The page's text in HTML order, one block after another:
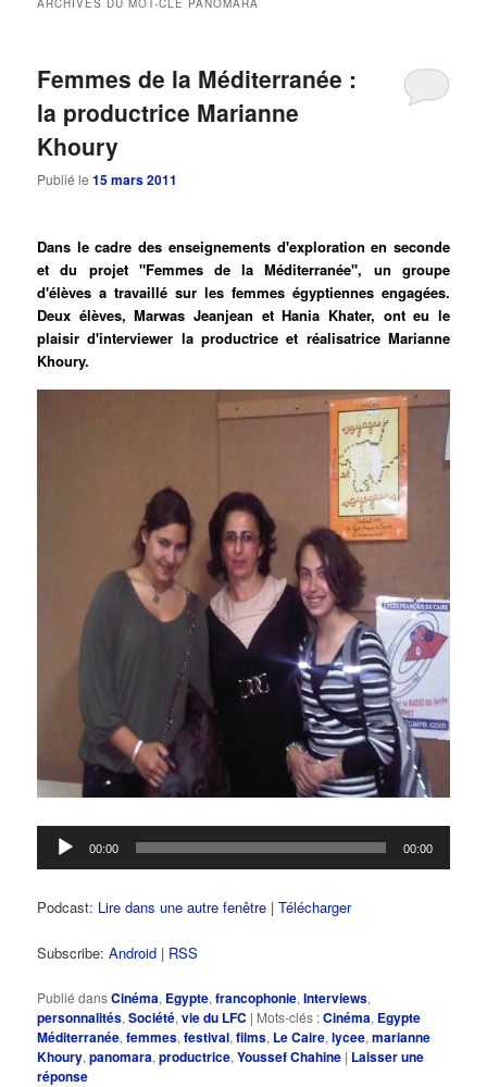
ARCHIVES DU MOT-CLÉ PANOMARA
Femmes de la Méditerranée :
la productrice Marianne
Khoury
Publié le15 mars 2011
Dans le cadre des enseignements d'exploration en seconde
et du projet "Femmes de la Méditerranée", un groupe
d'élèves a travaillé sur les femmes égyptiennes engagées.
Deux élèves, Marwas Jeanjean et Hania Khater, ont eu le
plaisir d'interviewer la productrice et réalisatrice Marianne
Khoury.
Lecteur
audio
00:00 00:00
Podcast: Lire dans une autre fenêtre |Télécharger
Subscribe:Android | RSS
Publié dansCinéma, Egypte,francophonie,Interviews,
personnalités,Société,vie du LFC | Mots-clés :Cinéma, Egypte
Méditerranée,femmes,festival,films, Le Caire,lycee,marianne
Khoury,panomara,productrice,Youssef Chahine | Laisser une
réponse